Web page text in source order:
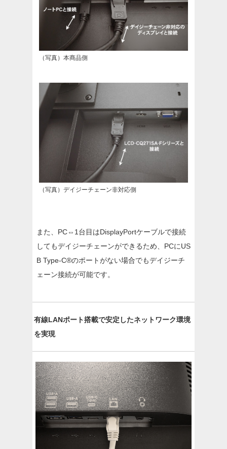
（写真）本商品側
（写真）デイジーチェーン非対応側
また、PC⇔1台目はDisplayPortケーブルで接続
してもデイジーチェーンができるため、PCにUS
B Type-C®のポートがない場合でもデイジーチ
ェーン接続が可能です。
有線LANポート搭載で安定したネットワーク環境
を実現